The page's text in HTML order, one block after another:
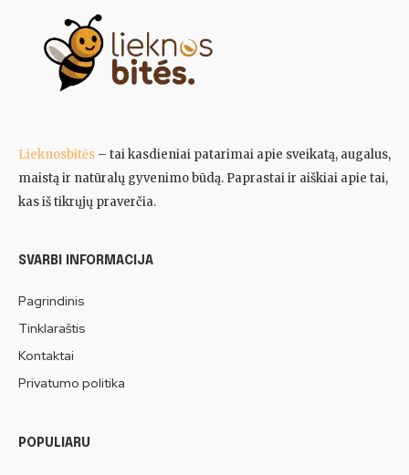
Lieknosbitės – tai kasdieniai patarimai apie sveikatą, augalus,
maistą ir natūralų gyvenimo būdą. Paprastai ir aiškiai apie tai,
kas iš tikrųjų praverčia.
SVARBI INFORMACIJA
Pagrindinis
Tinklaraštis
Kontaktai
Privatumo politika
POPULIARU